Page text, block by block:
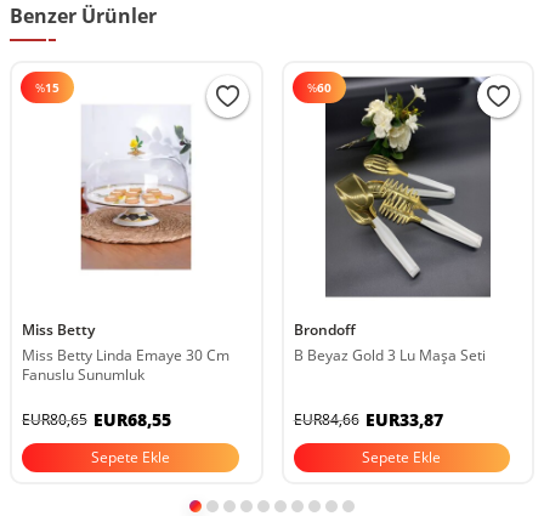
Benzer Ürünler
%15
Miss Betty
Miss Betty Linda Emaye 30 Cm
Fanuslu Sunumluk
EUR80,65 EUR68,55
Sepete Ekle
%60
Brondoff
B Beyaz Gold 3 Lu Maşa Seti
EUR84,66 EUR33,87
Sepete Ekle